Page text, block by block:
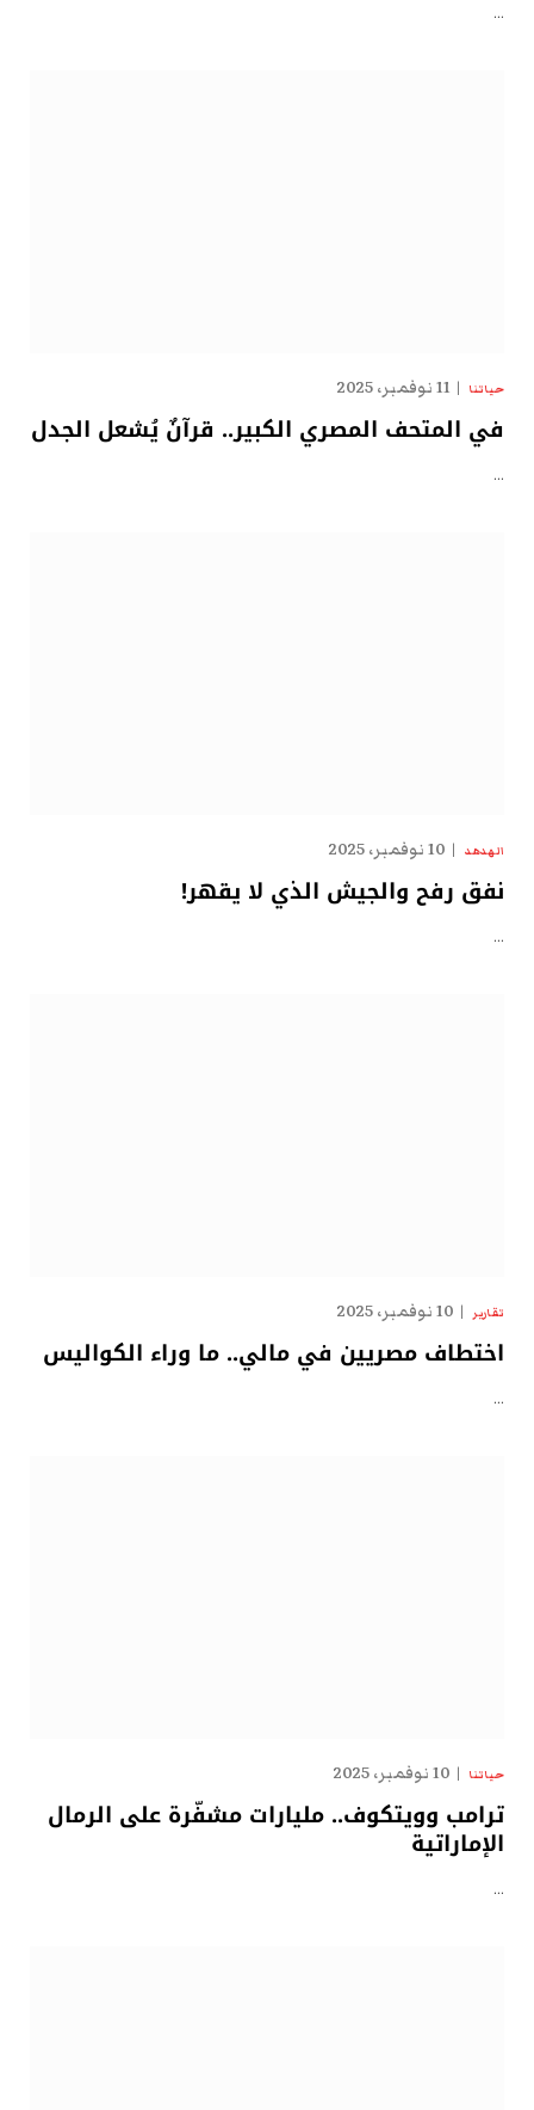
…
حياتنا 11 نوفمبر، 2025
في المتحف المصري الكبير.. قرآنٌ يُشعل الجدل
…
الهدهد 10 نوفمبر، 2025
نفق رفح والجيش الذي لا يقهر!
…
تقارير 10 نوفمبر، 2025
اختطاف مصريين في مالي.. ما وراء الكواليس
…
حياتنا 10 نوفمبر، 2025
ترامب وويتكوف.. مليارات مشفّرة على الرمال
الإماراتية
…